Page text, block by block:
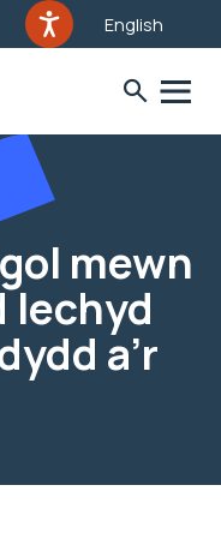
English
mewn
Iechyd
a’r